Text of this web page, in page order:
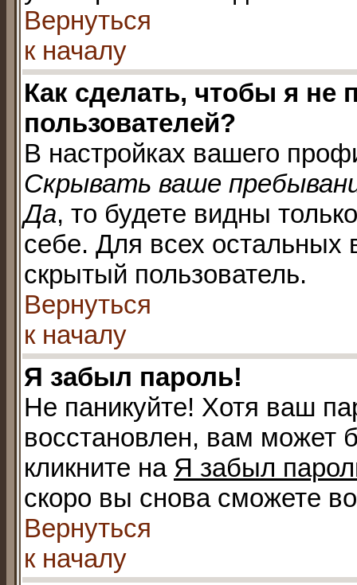
Вернуться
к началу
Как сделать, чтобы я не
пользователей?
В настройках вашего
Скрывать ваше
Да, то будете видны
себе. Для всех остальных
скрытый пользователь.
Вернуться
к началу
Я забыл пароль!
Не паникуйте! Хотя ваш
восстановлен, вам может
кликните на Я забыл
скоро вы снова сможете
Вернуться
к началу